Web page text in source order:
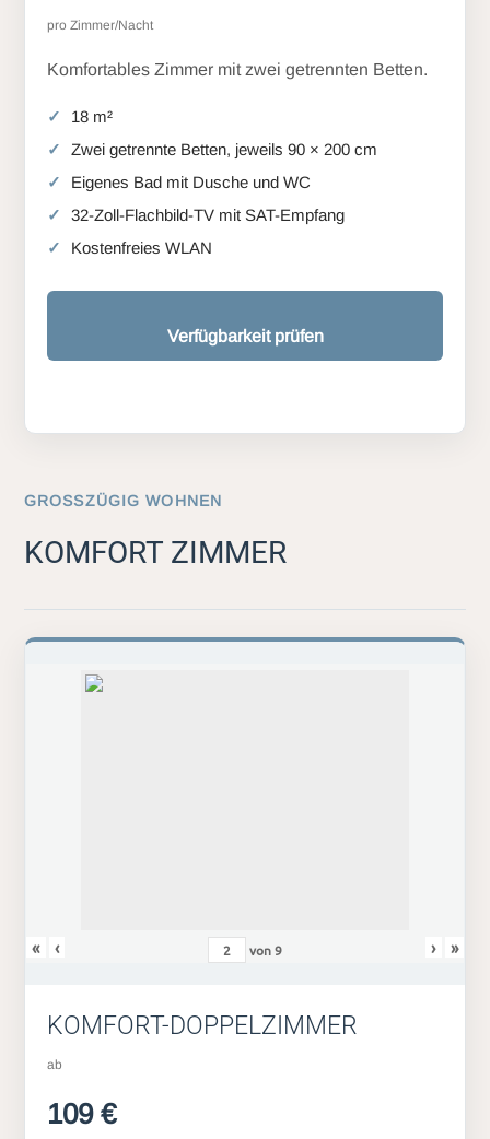
pro Zimmer/Nacht
Komfortables Zimmer mit zwei getrennten Betten.
18 m²
Zwei getrennte Betten, jeweils 90 × 200 cm
Eigenes Bad mit Dusche und WC
32-Zoll-Flachbild-TV mit SAT-Empfang
Kostenfreies WLAN
Verfügbarkeit prüfen
GROSSZÜGIG WOHNEN
KOMFORT ZIMMER
« ‹ von9 › »
KOMFORT-DOPPELZIMMER
ab
109 €